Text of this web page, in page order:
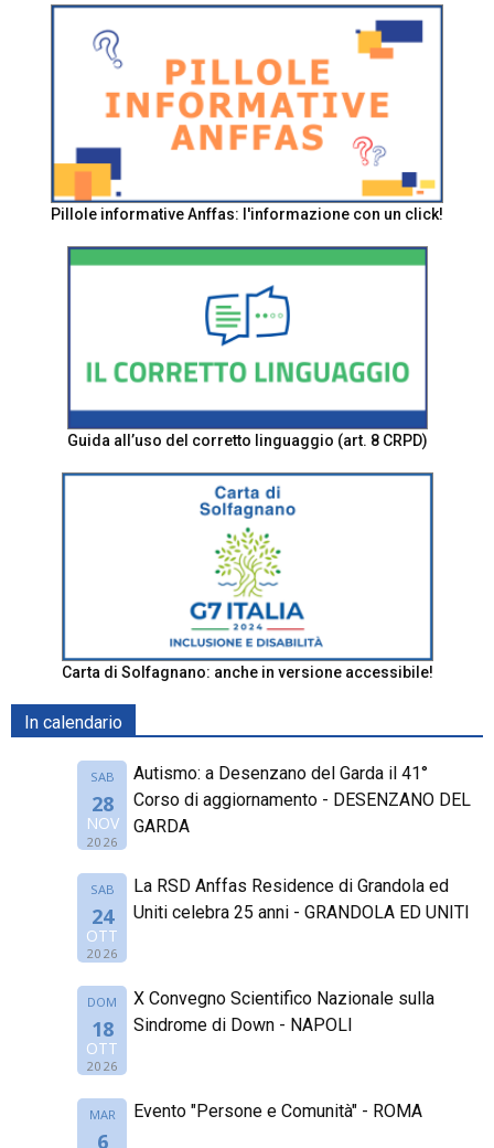
Pillole informative Anffas: l'informazione con un click!
Guida all’uso del corretto linguaggio (art. 8 CRPD)
Carta di Solfagnano: anche in versione accessibile!
In calendario
SAB
28
NOV
2026
Autismo: a Desenzano del Garda il 41°
Corso di aggiornamento - DESENZANO DEL
GARDA
SAB
24
OTT
2026
La RSD Anffas Residence di Grandola ed
Uniti celebra 25 anni - GRANDOLA ED UNITI
DOM
18
OTT
2026
X Convegno Scientifico Nazionale sulla
Sindrome di Down - NAPOLI
MAR
6
Evento "Persone e Comunità" - ROMA